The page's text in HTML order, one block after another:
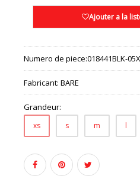
Ajouter a la
Numero de piece:018441BLK-
Fabricant: BARE
Grandeur:
xs s m l